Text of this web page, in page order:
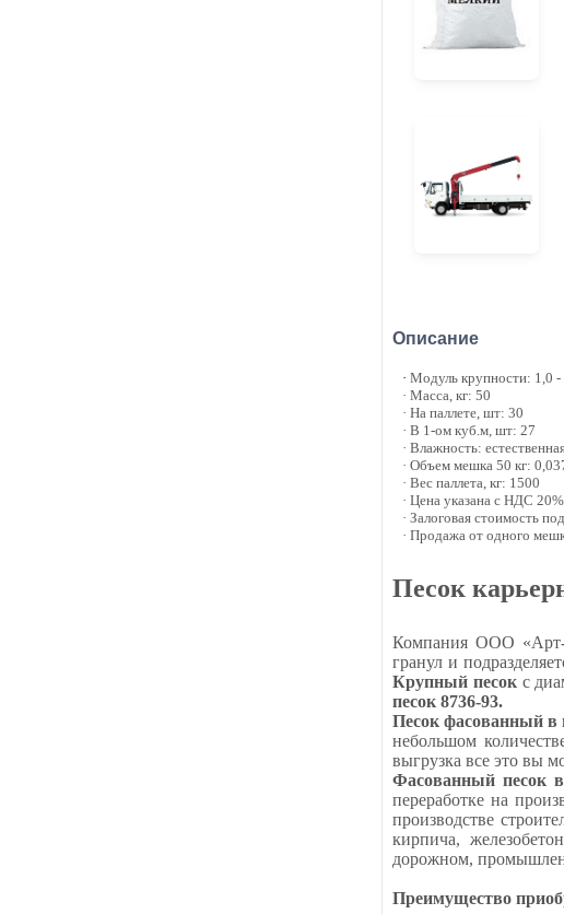
Описание
· Модуль крупности: 1,0 -
· Масса, кг: 50
· На паллете, шт: 30
· В 1-ом куб.м, шт: 27
· Влажность:
· Объем мешка 50 кг:
· Вес паллета, кг: 1500
· Цена указана с НДС
· Залоговая стоимость
· Продажа от одного
Песок
Компания ООО «Арт-
гранул и
Крупный песокс
песок 8736-93.
Песок фасованный в
небольшом
выгрузка все это вы
Фасованный песок
переработке на
производстве
кирпича,
дорожном,
Преимущество